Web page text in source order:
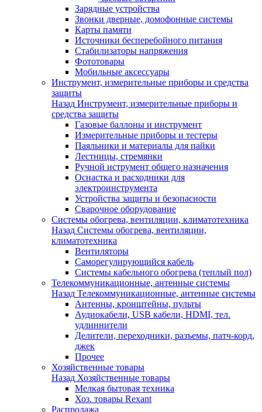
Зарядные устройства
Звонки дверные, домофонные системы
Карты памяти
Источники бесперебойного питания
Стабилизаторы напряжения
Фототовары
Мобильные аксессуары
Инструмент, измерительные приборы и средства
защиты
Назад Инструмент, измерительные приборы и
средства защиты
Газовые баллоны и инструмент
Измерительные приборы и тестеры
Паяльники и материалы для пайки
Лестницы, стремянки
Ручной иструмент общего назначения
Оснастка и расходники для
электроинструмента
Устройства защиты и безопасности
Сварочное оборудование
Системы обогрева, вентиляции, климатотехника
Назад Системы обогрева, вентиляции,
климатотехника
Вентиляторы
Саморегулирующийся кабель
Системы кабельного обогрева (теплый пол)
Телекоммуникационные, антенные системы
Назад Телекоммуникационные, антенные системы
Антенны, кронштейны, пульты
Аудиокабели, USB кабели, HDMI, тел.
удлиннители
Делители, переходники, разъемы, патч-корд,
джек
Прочее
Хозяйственные товары
Назад Хозяйственные товары
Мелкая бытовая техника
Хоз. товары Rexant
Распродажа